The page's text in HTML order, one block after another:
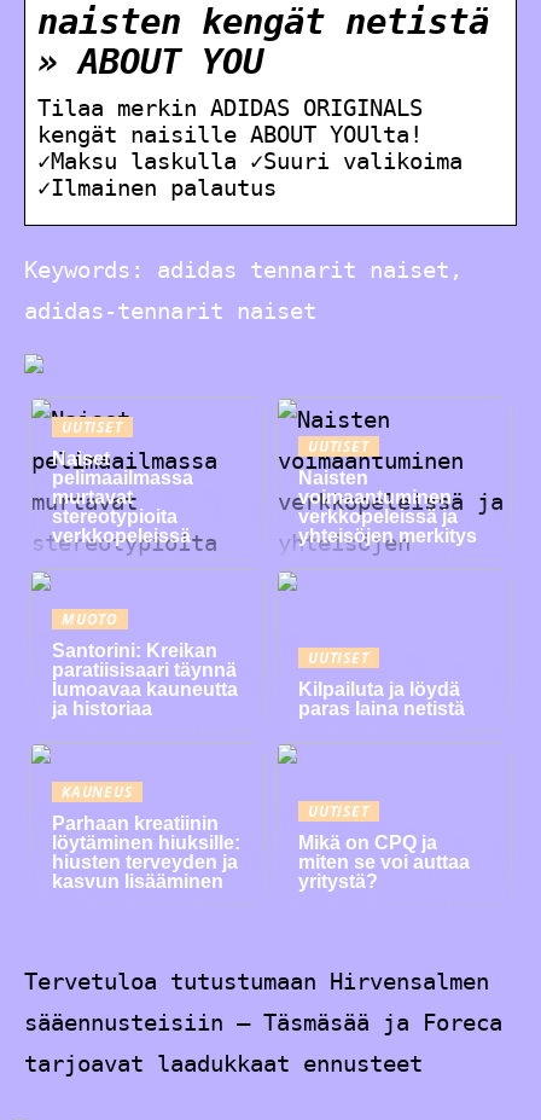
naisten kengät netistä
» ABOUT YOU
Tilaa merkin ADIDAS ORIGINALS
kengät naisille ABOUT YOUlta!
✓Maksu laskulla ✓Suuri valikoima
✓Ilmainen palautus
Keywords: adidas tennarit naiset,
adidas-tennarit naiset
UUTISET
Naiset
pelimaailmassa
murtavat
stereotypioita
verkkopeleissä
UUTISET
Naisten
voimaantuminen
verkkopeleissä ja
yhteisöjen merkitys
MUOTO
Santorini: Kreikan
paratiisisaari täynnä
lumoavaa kauneutta
ja historiaa
UUTISET
Kilpailuta ja löydä
paras laina netistä
KAUNEUS
Parhaan kreatiinin
löytäminen hiuksille:
hiusten terveyden ja
kasvun lisääminen
UUTISET
Mikä on CPQ ja
miten se voi auttaa
yritystä?
Tervetuloa tutustumaan Hirvensalmen
sääennusteisiin – Täsmäsää ja Foreca
tarjoavat laadukkaat ennusteet